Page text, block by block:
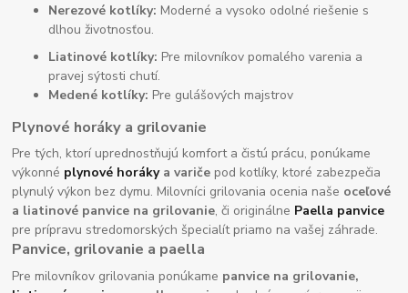
Nerezové kotlíky: Moderné a vysoko odolné riešenie s
dlhou životnosťou.
Liatinové kotlíky: Pre milovníkov pomalého varenia a
pravej sýtosti chutí.
Medené kotlíky: Pre gulášových majstrov
Plynové horáky a grilovanie
Pre tých, ktorí uprednostňujú komfort a čistú prácu, ponúkame
výkonné plynové horákya variče pod kotlíky, ktoré zabezpečia
plynulý výkon bez dymu. Milovníci grilovania ocenia naše oceľové
a liatinové panvice na grilovanie, či originálne Paella panvice
pre prípravu stredomorských špecialít priamo na vašej záhrade.
Panvice, grilovanie a paella
Pre milovníkov grilovania ponúkame panvice na grilovanie,